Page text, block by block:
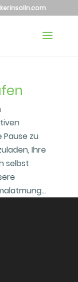
zu
Ihre
selbst